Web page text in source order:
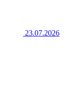
23.07.2026